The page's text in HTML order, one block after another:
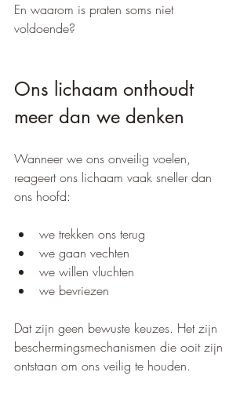
En waarom is praten soms niet
voldoende?
Ons lichaam onthoudt
meer dan we denken
Wanneer we ons onveilig voelen,
reageert ons lichaam vaak sneller dan
ons hoofd:
we trekken ons terug
we gaan vechten
we willen vluchten
we bevriezen
Dat zijn geen bewuste keuzes. Het zijn
beschermingsmechanismen die ooit zijn
ontstaan om ons veilig te houden.